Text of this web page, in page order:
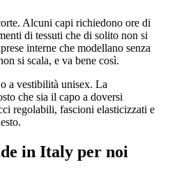
Alcuni capi richiedono ore di
di tessuti che di solito non si
interne che modellano senza
si scala, e va bene così.
a vestibilità unisex. La
che sia il capo a doversi
regolabili, fascioni elasticizzati e
in Italy per noi